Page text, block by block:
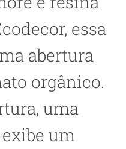
essa
abertura
orgânico.
uma
um